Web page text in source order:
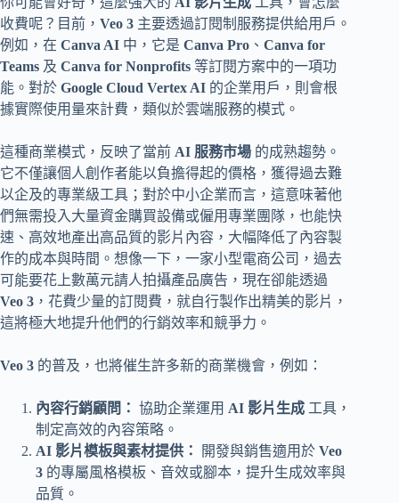
收費呢？目前， Veo 3 主要透過訂閱制服務提供給用戶。
例如，在 Canva AI 中，它是 Canva Pro 、 Canva for
Teams 及 Canva for Nonprofits 等訂閱方案中的一項功
能。對於 Google Cloud Vertex AI 的企業用戶，則會根
據實際使用量來計費，類似於雲端服務的模式。
這種商業模式，反映了當前 AI 服務市場 的成熟趨勢。
它不僅讓個人創作者能以負擔得起的價格，獲得過去難
以企及的專業級工具；對於中小企業而言，這意味著他
們無需投入大量資金購買設備或僱用專業團隊，也能快
速、高效地產出高品質的影片內容，大幅降低了內容製
作的成本與時間。想像一下，一家小型電商公司，過去
可能要花上數萬元請人拍攝產品廣告，現在卻能透過
Veo 3 ，花費少量的訂閱費，就自行製作出精美的影片，
這將極大地提升他們的行銷效率和競爭力。
Veo 3 的普及，也將催生許多新的商業機會，例如：
內容行銷顧問： 協助企業運用 AI 影片生成 工具，
制定高效的內容策略。
AI 影片模板與素材提供：
開發與銷售適用於 Veo
3 的專屬風格模板、音效或腳本，提升生成效率與
品質。